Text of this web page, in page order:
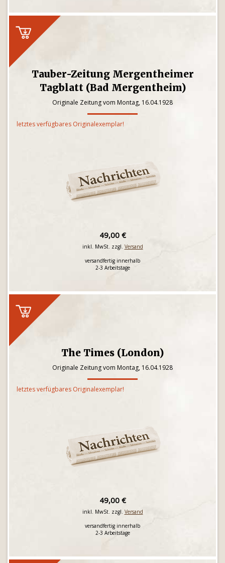
Tauber-Zeitung Mergentheimer
Tagblatt (Bad Mergentheim)
Originale Zeitung vom Montag, 16.04.1928
letztes verfügbares Originalexemplar!
49,00 €
inkl. MwSt. zzgl. Versand
versandfertig innerhalb
2-3 Arbeitstage
The Times (London)
Originale Zeitung vom Montag, 16.04.1928
letztes verfügbares Originalexemplar!
49,00 €
inkl. MwSt. zzgl. Versand
versandfertig innerhalb
2-3 Arbeitstage